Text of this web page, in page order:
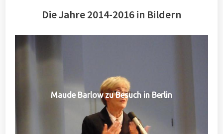
Die Jahre 2014-2016 in Bildern
Maude Barlow zu Besuch in Berlin